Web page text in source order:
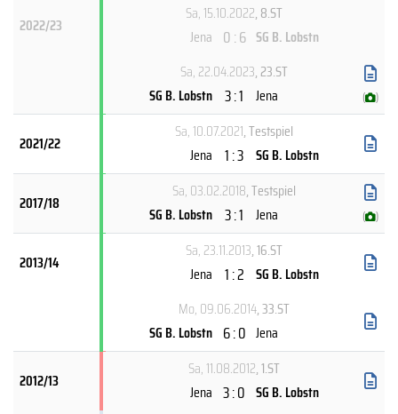
2022/23
Sa, 15.10.2022, 8.ST
Jena 0 : 6 SG B. Lobstn
Sa, 22.04.2023, 23.ST
SG B. Lobstn 3 : 1 Jena ( )
2021/22
Sa, 10.07.2021, Testspiel
Jena 1 : 3 SG B. Lobstn
2017/18
Sa, 03.02.2018, Testspiel
SG B. Lobstn 3 : 1 Jena ( )
2013/14
Sa, 23.11.2013, 16.ST
Jena 1 : 2 SG B. Lobstn
Mo, 09.06.2014, 33.ST
SG B. Lobstn 6 : 0 Jena
2012/13
Sa, 11.08.2012, 1.ST
Jena 3 : 0 SG B. Lobstn